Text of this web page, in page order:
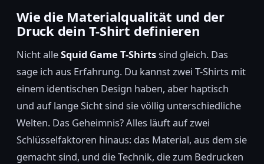
Wie die Materialqualität und der
Druck dein T-Shirt definieren
Nicht alleSquid Game T-Shirtssind gleich. Das
sage ich aus Erfahrung. Du kannst zwei T-Shirts mit
einem identischen Design haben, aber haptisch
und auf lange Sicht sind sie völlig unterschiedliche
Welten. Das Geheimnis? Alles läuft auf zwei
Schlüsselfaktoren hinaus: das Material, aus dem sie
gemacht sind, und die Technik, die zum Bedrucken